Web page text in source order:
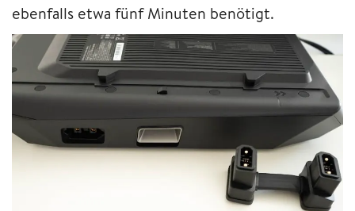
ebenfalls etwa fünf Minuten benötigt.